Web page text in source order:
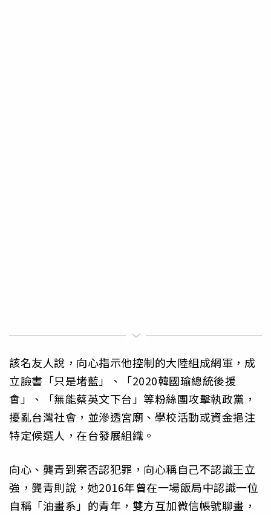
該名友人說，向心指示他控制的大陸組成網軍，成
立臉書「只是堵藍」、「2020韓國瑜總統後援
會」、「無能蔡英文下台」等粉絲團攻擊執政黨，
擾亂台灣社會，並滲透宮廟、學校活動或資金挹注
特定候選人，在台發展組織。
向心、龔青到案否認犯罪，向心稱自己不認識王立
強，龔青則說，她2016年曾在一場飯局中認識一位
自稱「油畫系」的青年，雙方互加微信帳號聊畫，